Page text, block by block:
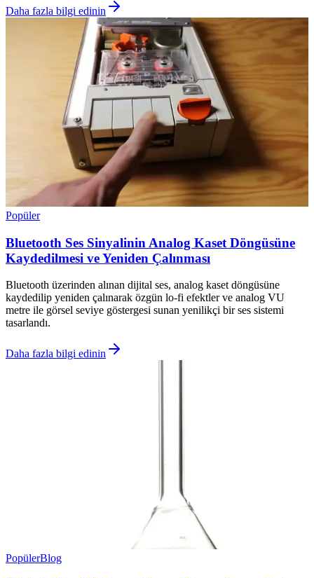
Daha fazla bilgi edinin
Popüler
Bluetooth Ses Sinyalinin Analog Kaset Döngüsüne
Kaydedilmesi ve Yeniden Çalınması
Bluetooth üzerinden alınan dijital ses, analog kaset döngüsüne
kaydedilip yeniden çalınarak özgün lo-fi efektler ve analog VU
metre ile görsel seviye göstergesi sunan yenilikçi bir ses sistemi
tasarlandı.
Daha fazla bilgi edinin
PopülerBlog